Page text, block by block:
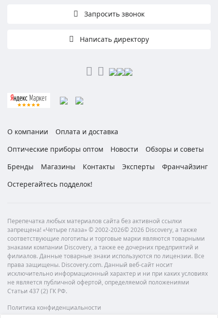
Запросить звонок
Написать директору
О компании
Оплата и доставка
Оптические приборы оптом
Новости
Обзоры и советы
Бренды
Магазины Контакты Эксперты
Франчайзинг
Остерегайтесь подделок!
Перепечатка любых материалов сайта без активной ссылки
запрещена! «Четыре глаза» © 2002-2026© 2026 Discovery, а также
соответствующие логотипы и торговые марки являются товарными
знаками компании Discovery, а также ее дочерних предприятий и
филиалов. Данные товарные знаки используются по лицензии. Все
права защищены. Discovery.com. Данный веб-сайт носит
исключительно информационный характер и ни при каких условиях
не является публичной офертой, определяемой положениями
Статьи 437 (2) ГК РФ.
Политика конфиденциальности